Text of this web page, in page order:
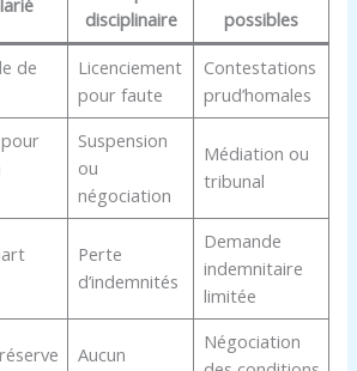
disciplinaire
possibles
de
Licenciement
pour faute
Contestations
prud’homales
Suspension
ou
négociation
Médiation ou
tribunal
Perte
d’indemnités
Demande
indemnitaire
limitée
Aucun
Négociation